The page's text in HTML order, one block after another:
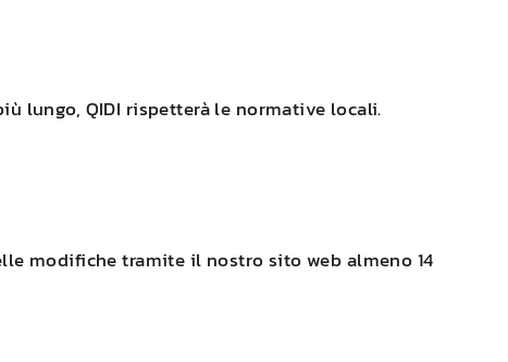
lungo, QIDI rispetterà le normative locali.
modifiche tramite il nostro sito web almeno 14